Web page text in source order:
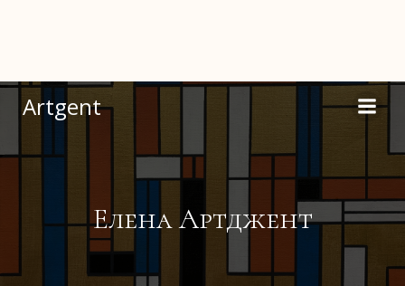
содержимому
Artgent
Елена Артджент